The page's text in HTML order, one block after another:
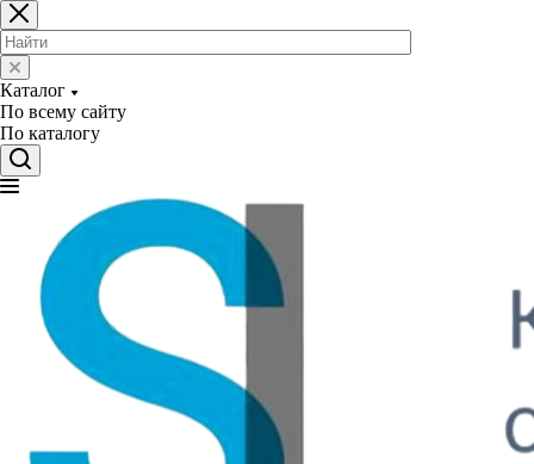
Каталог
По всему сайту
По каталогу